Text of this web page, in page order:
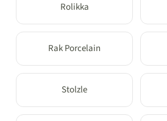
Rolikka
Rak Porcelain
Stolzle